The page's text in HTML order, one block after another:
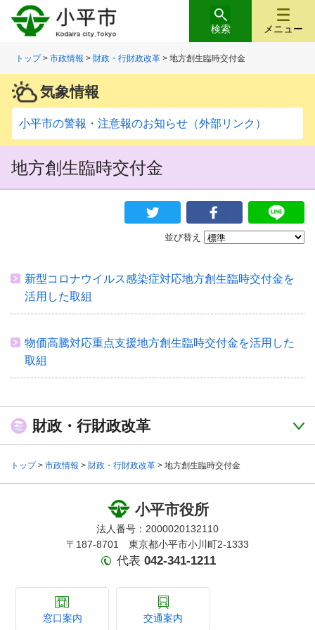
メニュー
検索
トップ>市政情報 >財政・行財政改革 > 地方創生臨時交付金
気象情報
小平市の警報・注意報のお知らせ（外部リンク）
地方創生臨時交付金
並び替え
新型コロナウイルス感染症対応地方創生臨時交付金を
活用した取組
物価高騰対応重点支援地方創生臨時交付金を活用した
取組
財政・行財政改革
トップ> 市政情報 > 財政・行財政改革 > 地方創生臨時交付金
小平市役所
法人番号：2000020132110
〒187-8701 東京都小平市小川町2-1333
代表 042-341-1211
窓口案内 交通案内